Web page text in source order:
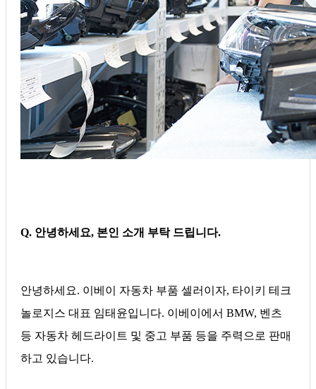
Q. 안녕하세요, 본인 소개 부탁 드립니다.
안녕하세요. 이베이 자동차 부품 셀러이자, 타이키 테크
놀로지스 대표 임태윤입니다. 이베이에서 BMW, 벤츠
등 자동차 헤드라이트 및 중고 부품 등을 주력으로 판매
하고 있습니다.